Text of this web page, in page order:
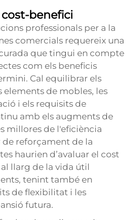
benefici
professionals per a la
comercials requereix una
que tingui en compte
com els beneficis
Cal equilibrar els
elements de mobles, les
i els requisits de
amb els augments de
millores de l'eficiència
de reforçament de la
haurien d’avaluar el cost
llarg de la vida útil
tenint també en
de flexibilitat i les
futura.